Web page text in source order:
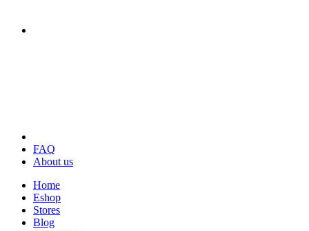
FAQ
About us
Home
Eshop
Stores
Blog